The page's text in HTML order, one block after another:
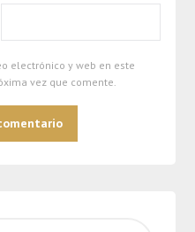
electrónico y web en este
vez que comente.